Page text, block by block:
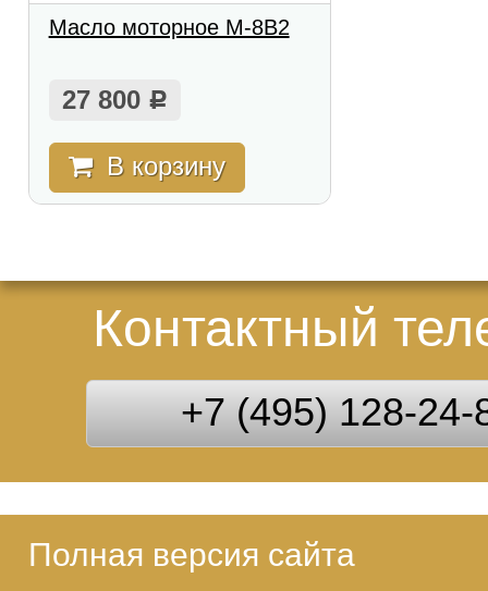
Масло моторное М-8В2
27 800 Р
В корзину
Контактный
+7 (495) 128-24-
Полная версия сайта